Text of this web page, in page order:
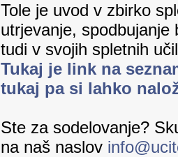
Tole je uvod v zbirko
utrjevanje,
tudi v svojih spletnih
Tukaj je link na
tukaj pa si lahko
Ste za sodelovanje?
na naš naslov